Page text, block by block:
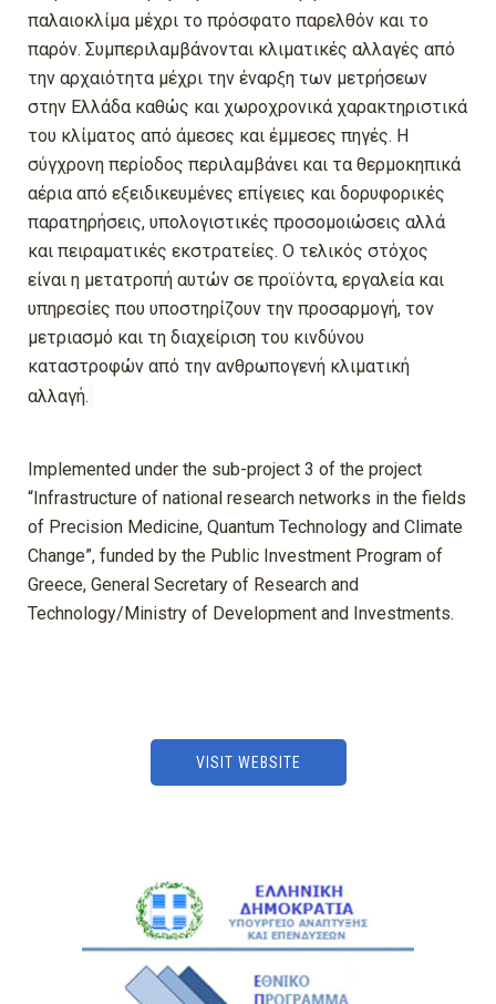
παλαιοκλίμα μέχρι το πρόσφατο παρελθόν και το
παρόν. Συμπεριλαμβάνονται κλιματικές αλλαγές από
την αρχαιότητα μέχρι την έναρξη των μετρήσεων
στην Ελλάδα καθώς και χωροχρονικά χαρακτηριστικά
του κλίματος από άμεσες και έμμεσες πηγές. Η
σύγχρονη περίοδος περιλαμβάνει και τα θερμοκηπικά
αέρια από εξειδικευμένες επίγειες και δορυφορικές
παρατηρήσεις, υπολογιστικές προσομοιώσεις αλλά
και πειραματικές εκστρατείες. Ο τελικός στόχος
είναι η μετατροπή αυτών σε προϊόντα, εργαλεία και
υπηρεσίες που υποστηρίζουν την προσαρμογή, τον
μετριασμό και τη διαχείριση του κινδύνου
καταστροφών από την ανθρωπογενή κλιματική
αλλαγή.
Ιmplemented under the sub-project 3 of the project
“Infrastructure of national research networks in the fields
of Precision Medicine, Quantum Technology and Climate
Change”, funded by the Public Investment Program of
Greece, General Secretary of Research and
Technology/Ministry of Development and Investments.
VISIT WEBSITE